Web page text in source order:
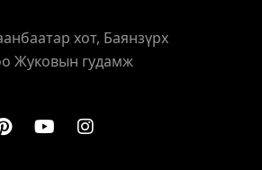
хот, Баянзүрх
Жуковын гудамж